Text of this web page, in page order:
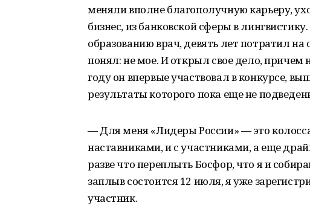
меняли вполне благополучную карьеру,
бизнес, из банковской сферы в
образованию врач, девять лет потратил на
понял: не мое. И открыл свое дело, причем
году он впервые участвовал в конкурсе,
результаты которого пока еще не
— Для меня «Лидеры России» — это
наставниками, и с участниками, а еще
разве что переплыть Босфор, что я и
заплыв состоится 12 июля, я уже
участник.